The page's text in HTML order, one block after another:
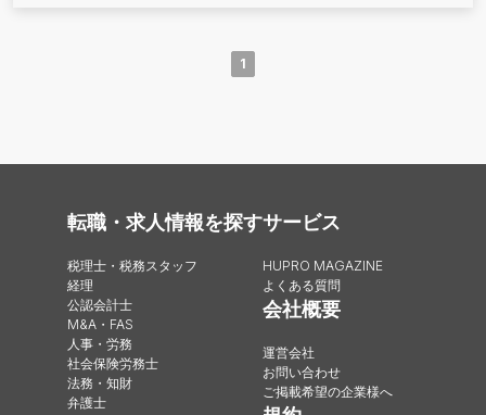
1
転職・求人情報を探す
税理士・税務スタッフ
経理
公認会計士
M&A・FAS
人事・労務
社会保険労務士
法務・知財
弁護士
サービス
HUPRO MAGAZINE
よくある質問
会社概要
運営会社
お問い合わせ
ご掲載希望の企業様へ